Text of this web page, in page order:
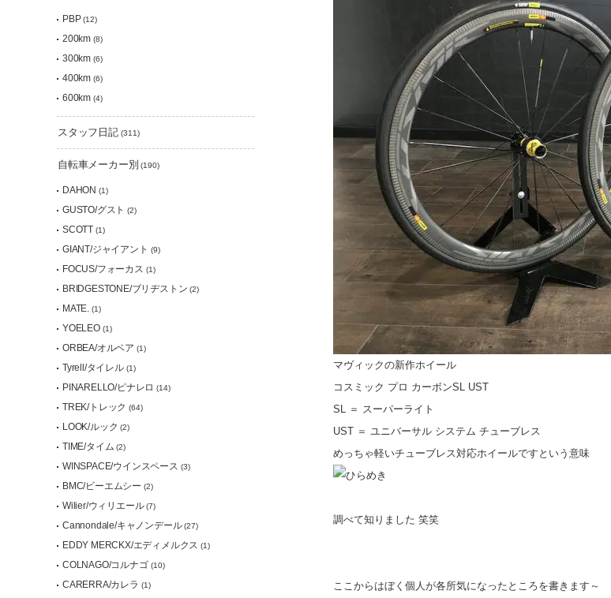
マヴィックの新作ホイール
コスミック プロ カーボンSL UST
SL ＝ スーパーライト
UST ＝ ユニバーサル システム チューブレス
めっちゃ軽いチューブレス対応ホイールですという意味
調べて知りました 笑笑
ここからはぼく個人が各所気になったところを書きます～
PBP(12)
200km (8)
300km (6)
400km (6)
600km (4)
スタッフ日記(311)
自転車メーカー別 (190)
DAHON (1)
GUSTO/グスト (2)
SCOTT (1)
GIANT/ジャイアント (9)
FOCUS/フォーカス (1)
BRIDGESTONE/ブリヂストン (2)
MATE. (1)
YOELEO(1)
ORBEA/オルベア (1)
Tyrell/タイレル(1)
PINARELLO/ピナレロ (14)
TREK/トレック (64)
LOOK/ルック (2)
TIME/タイム (2)
WINSPACE/ウインスペース (3)
BMC/ビーエムシー (2)
Wilier/ウィリエール(7)
Cannondale/キャノンデール(27)
EDDY MERCKX/エディメルクス (1)
COLNAGO/コルナゴ (10)
CARERRA/カレラ (1)